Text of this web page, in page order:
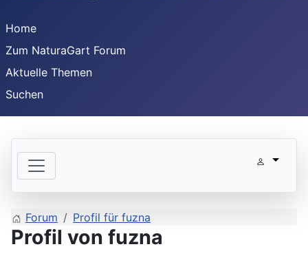
Home
Zum NaturaGart Forum
Aktuelle Themen
Suchen
Forum Profil für fuzna
Profil von fuzna